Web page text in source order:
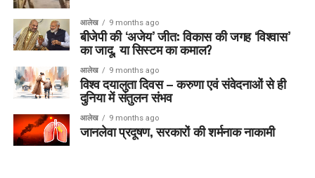
आलेख 9 months ago
बीजेपी की ‘अजेय’ जीत: विकास की जगह ‘विश्वास’
का जादू, या सिस्टम का कमाल?
आलेख 9 months ago
विश्व दयालुता दिवस – करुणा एवं संवेदनाओं से ही
दुनिया में संतुलन संभव
आलेख 9 months ago
जानलेवा प्रदूषण, सरकारों की शर्मनाक नाकामी